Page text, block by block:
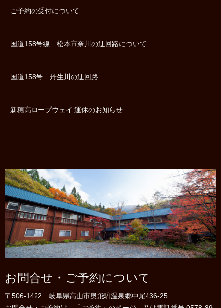
ご予約の受付について
国道158号線 松本市奈川の迂回路について
国道158号 丹生川の迂回路
新穂高ロープウェイ 運休のお知らせ
お問合せ・ご予約について
〒506-1422 岐阜県高山市奥飛騨温泉郷中尾436-25